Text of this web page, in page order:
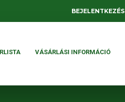
BEJELENTKEZÉS
VÁSÁRLÁSI INFORMÁCIÓ